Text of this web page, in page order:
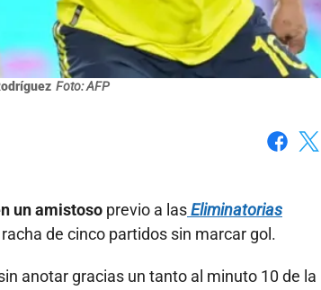
Foto: AFP
un amistoso previo a lasEliminatorias
de cinco partidos sin marcar gol.
anotar gracias un tanto al minuto 10 de la